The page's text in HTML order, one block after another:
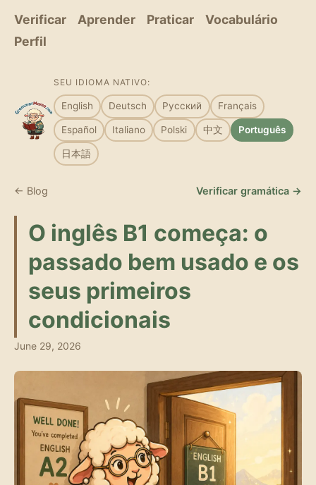
Verificar Aprender Praticar
Vocabulário
Perfil
SEU IDIOMA NATIVO:
English Deutsch Русский Français
Español Italiano Polski 中文 Português
日本語
← Blog Verificar gramática →
O inglês B1 começa: o
passado bem usado e os
seus primeiros
condicionais
June 29, 2026